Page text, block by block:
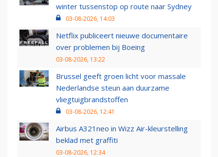
winter tussenstop op route naar Sydney
03-08-2026, 14:03
Netflix publiceert nieuwe documentaire
over problemen bij Boeing
03-08-2026, 13:22
Brussel geeft groen licht voor massale
Nederlandse steun aan duurzame
vliegtuigbrandstoffen
03-08-2026, 12:41
Airbus A321neo in Wizz Air-kleurstelling
beklad met graffiti
03-08-2026, 12:34